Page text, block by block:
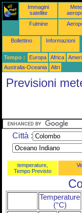
Immagini
satellite
Fulmine
Bollettino Informazioni
Tempo : Europa Africa
Australia-Oceania
Altri
Previsioni
Città :
temperature,
Tempo Previsto
Temperature
(°C)